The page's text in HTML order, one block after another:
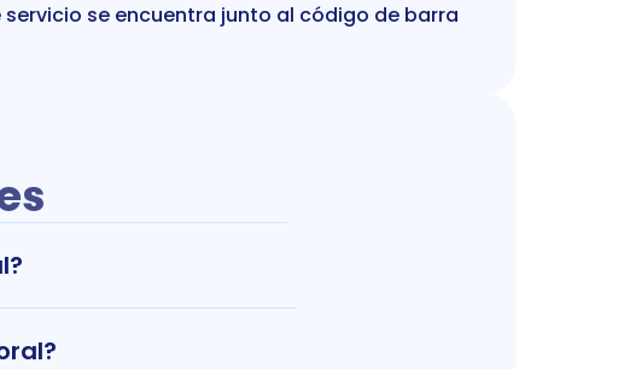
servicio se encuentra junto al código de barra